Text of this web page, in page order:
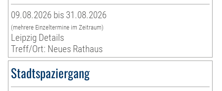
09.08.2026 bis 31.08.2026
(mehrere Einzeltermine im Zeitraum)
Leipzig Details
Treff/Ort: Neues Rathaus
Stadtspaziergang